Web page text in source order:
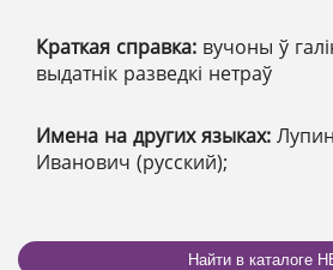
Краткая справка: вучоны ў
выдатнік разведкі нетраў
Имена на других языках:
Иванович (русский);
Найти в каталоге